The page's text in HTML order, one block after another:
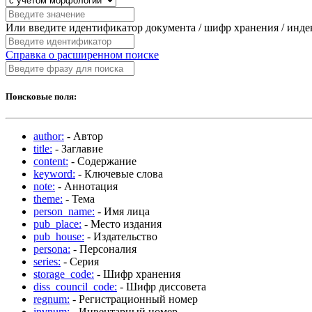
Или введите идентификатор документа / шифр хранения /
Справка о расширенном поиске
Поисковые поля:
author: - Автор
title: - Заглавие
content: - Содержание
keyword: - Ключевые слова
note: - Аннотация
theme: - Тема
person_name: - Имя лица
pub_place: - Место издания
pub_house: - Издательство
persona: - Персоналия
series: - Серия
storage_code: - Шифр хранения
diss_council_code: - Шифр диссовета
regnum: - Регистрационный номер